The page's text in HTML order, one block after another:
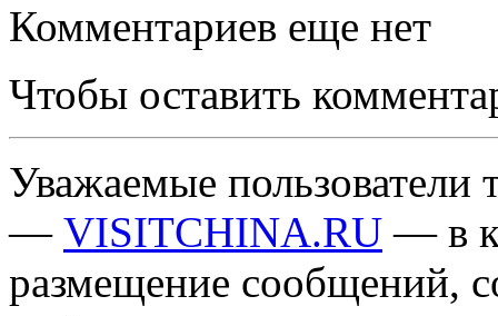
Комментариев еще нет
Чтобы оставить
Уважаемые пользователи
— VISITCHINA.RU — в
размещение сообщений,